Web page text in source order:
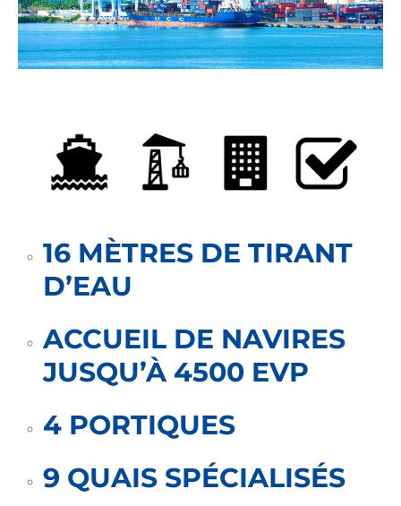
16 MÈTRES DE TIRANT
D’EAU
ACCUEIL DE NAVIRES
JUSQU’À 4500 EVP
4 PORTIQUES
9 QUAIS SPÉCIALISÉS